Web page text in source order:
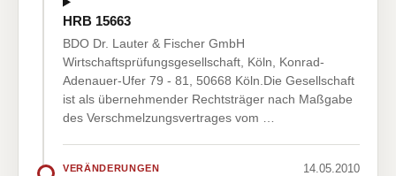
HRB 15663
BDO Dr. Lauter & Fischer GmbH
Wirtschaftsprüfungsgesellschaft, Köln, Konrad-
Adenauer-Ufer 79 - 81, 50668 Köln.Die Gesellschaft
ist als übernehmender Rechtsträger nach Maßgabe
des Verschmelzungsvertrages vom …
VERÄNDERUNGEN 14.05.2010